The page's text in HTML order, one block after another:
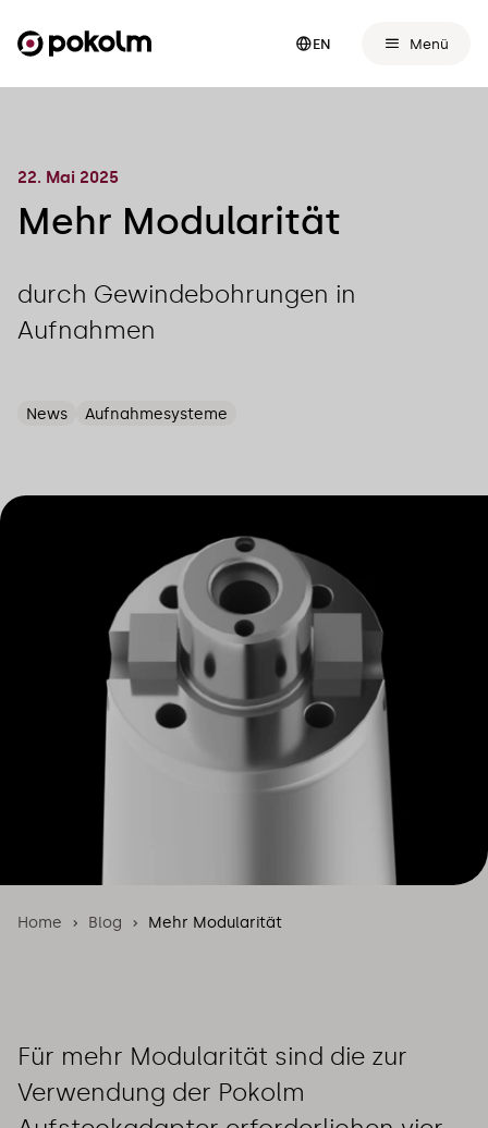
EN Menü
22. Mai 2025
Mehr Modularität
durch Gewindebohrungen in
Aufnahmen
News Aufnahmesysteme
Home Blog Mehr Modularität
Für mehr Modularität sind die zur
Verwendung der Pokolm